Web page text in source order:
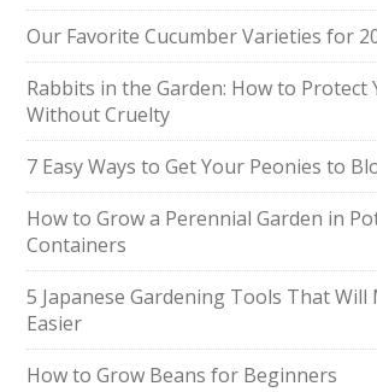
Our Favorite Cucumber Varieties for
Rabbits in the Garden: How to Protect
Without Cruelty
7 Easy Ways to Get Your Peonies to
How to Grow a Perennial Garden in
Containers
5 Japanese Gardening Tools That Will
Easier
How to Grow Beans for Beginners